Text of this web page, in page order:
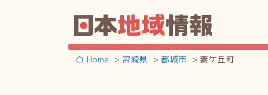
Home 宮崎県 都城市 妻ケ丘町